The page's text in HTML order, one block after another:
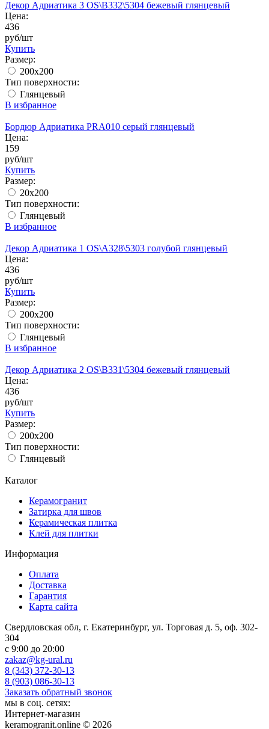
Декор Адриатика 3 OS\B332\5304 бежевый глянцевый
Цена:
436
руб/шт
Купить
Размер:
200x200
Тип поверхности:
Глянцевый
В избранное
Бордюр Адриатика PRA010 серый глянцевый
Цена:
159
руб/шт
Купить
Размер:
20х200
Тип поверхности:
Глянцевый
В избранное
Декор Адриатика 1 OS\A328\5303 голубой глянцевый
Цена:
436
руб/шт
Купить
Размер:
200x200
Тип поверхности:
Глянцевый
В избранное
Декор Адриатика 2 OS\B331\5304 бежевый глянцевый
Цена:
436
руб/шт
Купить
Размер:
200x200
Тип поверхности:
Глянцевый
Каталог
Керамогранит
Затирка для швов
Керамическая плитка
Клей для плитки
Информация
Оплата
Доставка
Гарантия
Карта сайта
Свердловская обл, г. Екатеринбург, ул. Торговая д. 5, оф. 302-
304
c 9:00 до 20:00
zakaz@kg-ural.ru
8 (343) 372-30-13
8 (903) 086-30-13
Заказать обратный звонок
мы в соц. сетях:
Интернет-магазин
keramogranit.online © 2026